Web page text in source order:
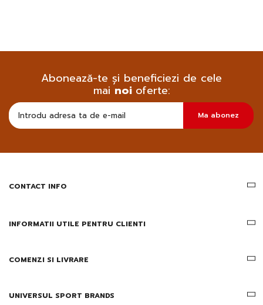
Abonează-te și beneficiezi de cele
mainoi oferte:
sa
primesc
informatii
Ma abonez
CONTACT INFO
INFORMATII UTILE PENTRU CLIENTI
COMENZI SI LIVRARE
UNIVERSUL SPORT BRANDS